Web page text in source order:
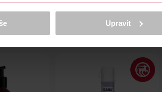
obsahu a reklam, funkcí sociálních médií, analýze
osobních údajů.
o cookies<
Upravit